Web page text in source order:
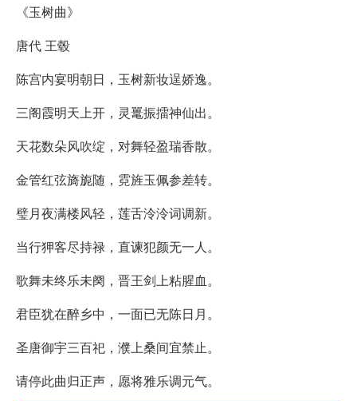
《玉树曲》
唐代 王毂
陈宫内宴明朝日，玉树新妆逞娇逸。
三阁霞明天上开，灵鼍振擂神仙出。
天花数朵风吹绽，对舞轻盈瑞香散。
金管红弦旖旎随，霓旌玉佩参差转。
璧月夜满楼风轻，莲舌泠泠词调新。
当行狎客尽持禄，直谏犯颜无一人。
歌舞未终乐未阕，晋王剑上粘腥血。
君臣犹在醉乡中，一面已无陈日月。
圣唐御宇三百祀，濮上桑间宜禁止。
请停此曲归正声，愿将雅乐调元气。